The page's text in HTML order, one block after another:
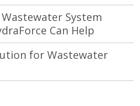
System
Can Help
for Wastewater